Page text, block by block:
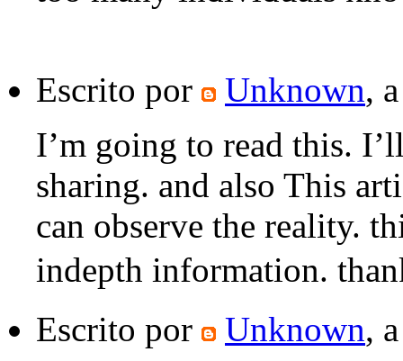
Escrito por Unknown,
I’m going to read this.
sharing. and also This
can observe the reality.
indepth information.
Escrito por
Unknown,